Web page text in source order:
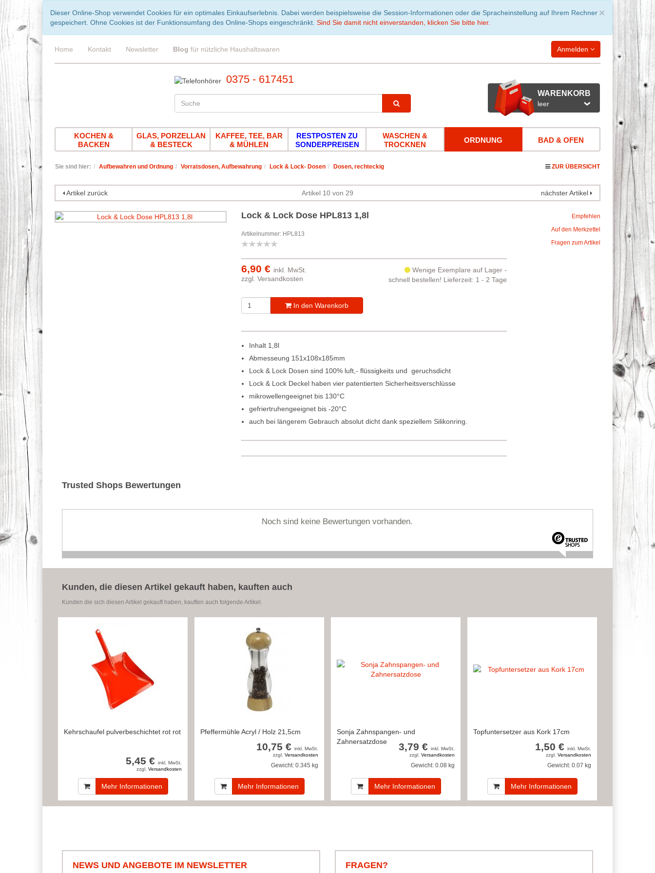
× Schließen
Dieser Online-Shop verwendet Cookies für ein optimales Einkaufserlebnis. Dabei werden beispielsweise die Session-Informationen oder die Spracheinstellung auf Ihrem Rechner
gespeichert. Ohne Cookies ist der Funktionsumfang des Online-Shops eingeschränkt. Sind Sie damit nicht einverstanden, klicken Sie bitte hier.
Home Kontakt Newsletter Blog für nützliche Haushaltswaren Anmelden
WARENKORB
leer
0375 - 617451
KOCHEN &
BACKEN
GLAS, PORZELLAN
& BESTECK
KAFFEE, TEE, BAR
& MÜHLEN
RESTPOSTEN ZU
SONDERPREISEN
WASCHEN &
TROCKNEN
ORDNUNG BAD & OFEN
Sie sind hier: Aufbewahren und Ordnung Vorratsdosen, Aufbewahrung Lock & Lock- Dosen Dosen, rechteckig ZUR ÜBERSICHT
Artikel zurück Artikel 10 von 29 nächster Artikel
Lock & Lock Dose HPL813 1,8l
Artikelnummer: HPL813
6,90 € inkl. MwSt.
zzgl.Versandkosten
Wenige Exemplare auf Lager -
schnell bestellen! Lieferzeit: 1 - 2 Tage
In den Warenkorb
Inhalt 1,8l
Abmesseung 151x108x185mm
Lock & Lock Dosen sind 100% luft,- flüssigkeits und  geruchsdicht
Lock & Lock Deckel haben vier patentierten Sicherheitsverschlüsse
mikrowellengeeignet bis 130°C
gefriertruhengeeignet bis -20°C
auch bei längerem Gebrauch absolut dicht dank speziellem Silikonring.
Empfehlen
Auf den Merkzettel
Fragen zum Artikel
Trusted Shops Bewertungen
Noch sind keine Bewertungen vorhanden.
Kunden, die diesen Artikel gekauft haben, kauften auch
Kunden die sich diesen Artikel gekauft haben, kauften auch folgende Artikel.
Kehrschaufel pulverbeschichtet rot rot
5,45 € inkl. MwSt.
zzgl. Versandkosten
Mehr Informationen
Pfeffermühle Acryl / Holz 21,5cm
10,75 € inkl. MwSt.
zzgl. Versandkosten
Gewicht: 0.345 kg
Mehr Informationen
Sonja Zahnspangen- und
Zahnersatzdose
3,79 € inkl. MwSt.
zzgl. Versandkosten
Gewicht: 0.08 kg
Mehr Informationen
Topfuntersetzer aus Kork 17cm
1,50 € inkl. MwSt.
zzgl. Versandkosten
Gewicht: 0.07 kg
Mehr Informationen
NEWS UND ANGEBOTE IM NEWSLETTER FRAGEN?